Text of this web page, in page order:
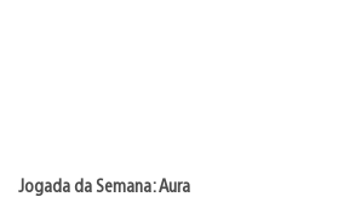
Jogada da Semana: Aura